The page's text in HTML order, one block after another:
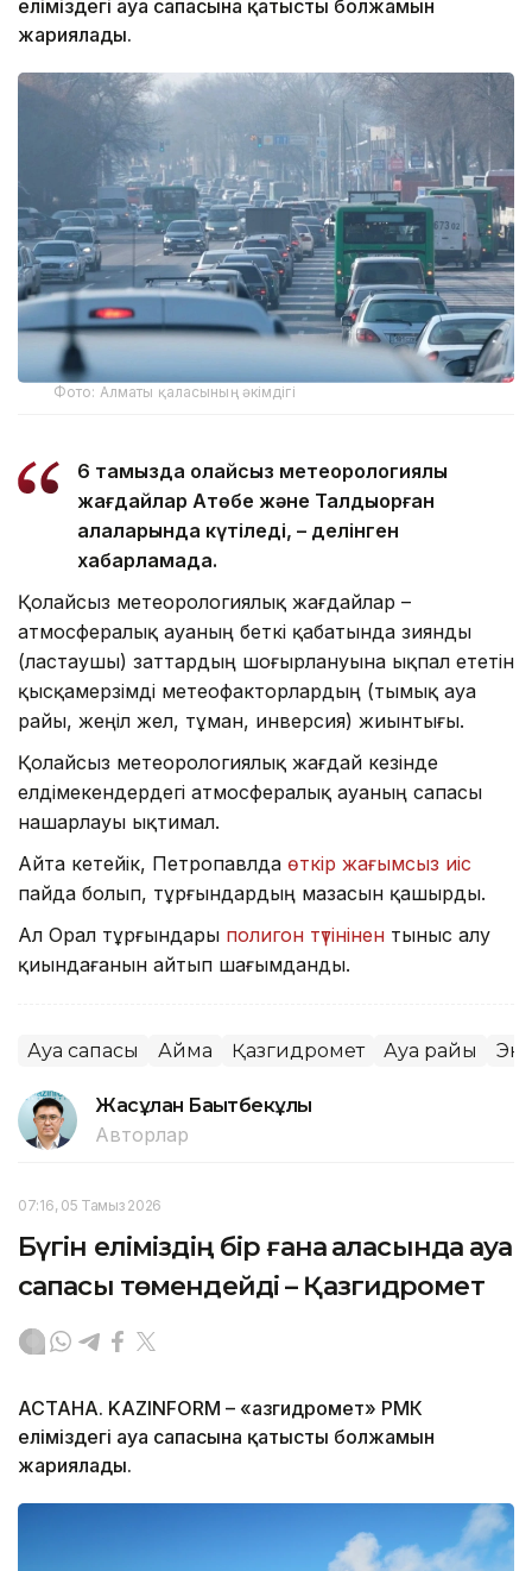
еліміздегі ауа сапасына қатысты болжамын
жариялады.
Фото: Алматы қаласының әкімдігі
6 тамызда қолайсыз метеорологиялық
жағдайлар Ақтөбе және Талдықорған
қалаларында күтіледі, – делінген
хабарламада.
Қолайсыз метеорологиялық жағдайлар –
атмосфералық ауаның беткі қабатында зиянды
(ластаушы) заттардың шоғырлануына ықпал ететін
қысқамерзімді метеофакторлардың (тымық ауа
райы, жеңіл жел, тұман, инверсия) жиынтығы.
Қолайсыз метеорологиялық жағдай кезінде
елдімекендердегі атмосфералық ауаның сапасы
нашарлауы ықтимал.
Айта кетейік, Петропавлда өткір жағымсыз иіс
пайда болып, тұрғындардың мазасын қашырды.
Ал Орал тұрғындары полигон түтінінен тыныс алу
қиындағанын айтып шағымданды.
Ауа сапасы Аймақ Қазгидромет Ауа райы
Жасұлан Бақытбекұлы
Авторлар
07:16, 05 Тамыз 2026
Бүгін еліміздің бір ғана қаласында ауа
сапасы төмендейді – Қазгидромет
АСТАНА. KAZINFORM – «Қазгидромет» РМК
еліміздегі ауа сапасына қатысты болжамын
жариялады.